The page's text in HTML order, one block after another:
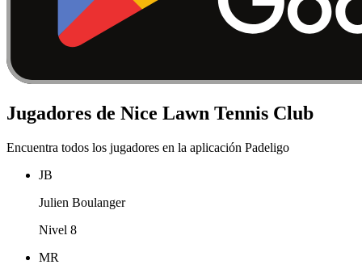
Jugadores de Nice Lawn Tennis Club
Encuentra todos los jugadores en la aplicación Padeligo
JB
Julien Boulanger
Nivel 8
MR